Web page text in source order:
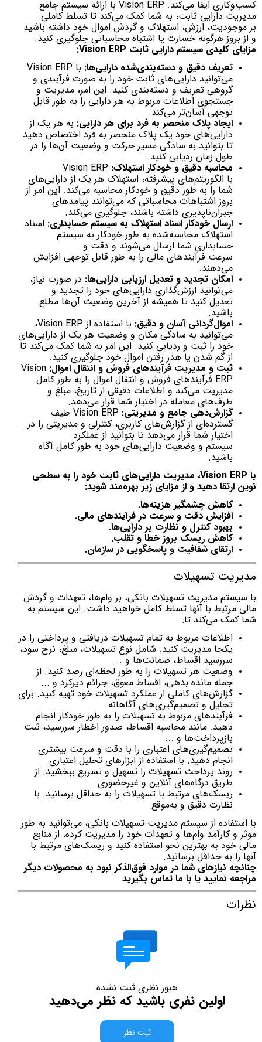
کسب‌وکاری ایفا می‌کند. Vision ERP با ارائه سیستم جامع
مدیریت دارایی ثابت، به شما کمک می‌کند تا تسلط کاملی
بر موجودیت، ارزش، استهلاک و گردش اموال خود داشته باشید
و از بروز هرگونه خسارت یا اشتباه محاسباتی جلوگیری کنید.
مزایای کلیدی سیستم دارایی ثابت Vision ERP:
تعریف دقیق و دسته‌بندی‌شده دارایی‌ها:
با Vision ERP
می‌توانید دارایی‌های ثابت خود را به صورت فرآیندی و
گروهی تعریف و دسته‌بندی کنید. این امر، مدیریت و
جستجوی اطلاعات مربوط به هر دارایی را به طور قابل
توجهی آسان‌تر می‌کند.
ایجاد پلاک منحصر به فرد برای هر دارایی: به هر یک از
دارایی‌های خود یک پلاک منحصر به فرد اختصاص دهید
تا بتوانید به سادگی مسیر حرکت و وضعیت آن‌ها را در
طول زمان ردیابی کنید.
محاسبه دقیق و خودکار استهلاک: Vision ERP
با الگوریتم‌های پیشرفته، استهلاک هر یک از دارایی‌های
شما را به طور دقیق و خودکار محاسبه می‌کند. این امر از
بروز اشتباهات محاسباتی که می‌توانند پیامدهای
جبران‌ناپذیری داشته باشند، جلوگیری می‌کند.
ارسال خودکار اسناد استهلاک به سیستم حسابداری: اسناد
استهلاک محاسبه‌شده به طور خودکار به سیستم
حسابداری شما ارسال می‌شوند و دقت و
سرعت فرآیندهای مالی را به طور قابل توجهی افزایش
می‌دهند.
امکان تجدید و تعدیل ارزیابی دارایی‌ها: در صورت نیاز،
می‌توانید ارزش‌گذاری دارایی‌های خود را تجدید و
تعدیل کنید تا همیشه از آخرین وضعیت آن‌ها مطلع
باشید.
اموال‌گردانی آسان و دقیق: با استفاده از Vision ERP،
می‌توانید به سادگی مکان و وضعیت هر یک از دارایی‌های
خود را ثبت و ردیابی کنید. این امر به شما کمک می‌کند تا
از گم شدن یا هدر رفتن اموال خود جلوگیری کنید.
ثبت و مدیریت فرآیندهای فروش و انتقال اموال: Vision
ERP فرآیندهای فروش و انتقال اموال را به طور کامل
مدیریت می‌کند و اطلاعات دقیقی از تاریخ، مبلغ و
طرف‌های معامله در اختیار شما قرار می‌دهد.
گزارش‌دهی جامع و مدیریتی: Vision ERP طیف
گسترده‌ای از گزارش‌های کاربری، کنترلی و مدیریتی را در
اختیار شما قرار می‌دهد تا بتوانید از عملکرد
سیستم و وضعیت دارایی‌های خود به طور کامل آگاه
باشید.
با Vision ERP، مدیریت دارایی‌های ثابت خود را به سطحی
نوین ارتقا دهید و از مزایای زیر بهره‌مند شوید:
کاهش چشمگیر هزینه‌ها.
افزایش دقت و سرعت در فرآیندهای مالی.
بهبود کنترل و نظارت بر دارایی‌ها.
کاهش ریسک بروز خطا و تقلب.
ارتقای شفافیت و پاسخگویی در سازمان.
مدیریت تسهیلات
با سیستم مدیریت تسهیلات بانکی، بر وام‌ها، تعهدات و گردش
مالی مرتبط با آنها تسلط کامل خواهید داشت. این سیستم به
شما کمک می‌کند تا:
اطلاعات مربوط به تمام تسهیلات دریافتی و پرداختی را در
یکجا مدیریت کنید. شامل نوع تسهیلات، مبلغ، نرخ سود،
سررسید اقساط، ضمانت‌ها و ...
وضعیت هر تسهیلات را به طور لحظه‌ای رصد کنید. از
جمله مانده بدهی، اقساط معوق، جرائم دیرکرد و ...
گزارش‌های کاملی از عملکرد تسهیلات خود تهیه کنید. برای
تحلیل و تصمیم‌گیری‌های آگاهانه
فرآیندهای مربوط به تسهیلات را به طور خودکار انجام
دهید. مانند محاسبه اقساط، صدور اخطار سررسید، ثبت
بازپرداخت‌ها و ...
تصمیم‌گیری‌های اعتباری را با دقت و سرعت بیشتری
انجام دهید. با استفاده از ابزارهای تحلیل اعتباری
روند پرداخت تسهیلات را تسهیل و تسریع ببخشید. از
طریق درگاه‌های آنلاین و غیرحضوری
ریسک‌های مرتبط با تسهیلات را به حداقل برسانید. با
نظارت دقیق و به‌موقع
با استفاده از سیستم مدیریت تسهیلات بانکی، می‌توانید به طور
موثر و کارآمد وام‌ها و تعهدات خود را مدیریت کرده، از منابع
مالی خود به بهترین نحو استفاده کنید و ریسک‌های مرتبط با
آنها را به حداقل برسانید.
چنانچه نیازهای شما در موارد فوق‌الذکر نبود به محصولات دیگر
مراجعه نمایید یا با ما تماس بگیرید
نظرات
هنوز نظری ثبت نشده
اولین نفری باشید که نظر می‌دهید
ثبت نظر